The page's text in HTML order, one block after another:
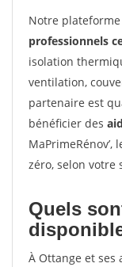
Notre
professionnels
isolation
ventilation,
partenaire est
bénéficier des
MaPrimeRénov’,
zéro, selon votre
Quels
À Ottange et ses